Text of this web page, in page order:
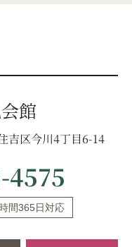
館
吉区今川4丁目6-14
4575
間365日対応